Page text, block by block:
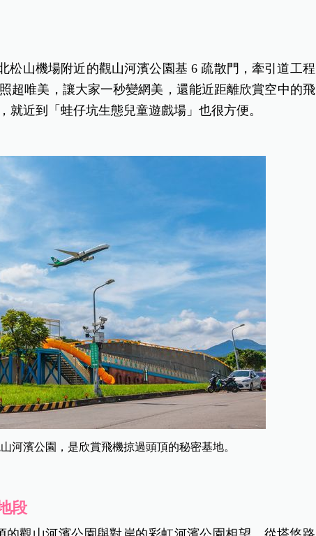
松山機場附近的觀山河濱公園基 6 疏散門，牽引道工程
超唯美，讓大家一秒變網美，還能近距離欣賞空中的飛
就近到「蛙仔坑生態兒童遊戲場」也很方便。
河濱公園，是欣賞飛機掠過頭頂的秘密基地。
段